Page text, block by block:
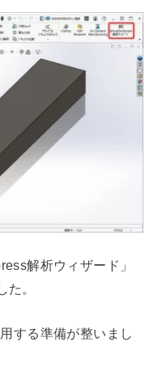
解析ウィザード」
。
する準備が整いまし